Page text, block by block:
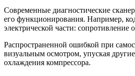
Современные диагностические
его функционирования. Например,
электрической части:
Распространенной ошибкой при
визуальным осмотром, упуская
охлаждения компрессора.